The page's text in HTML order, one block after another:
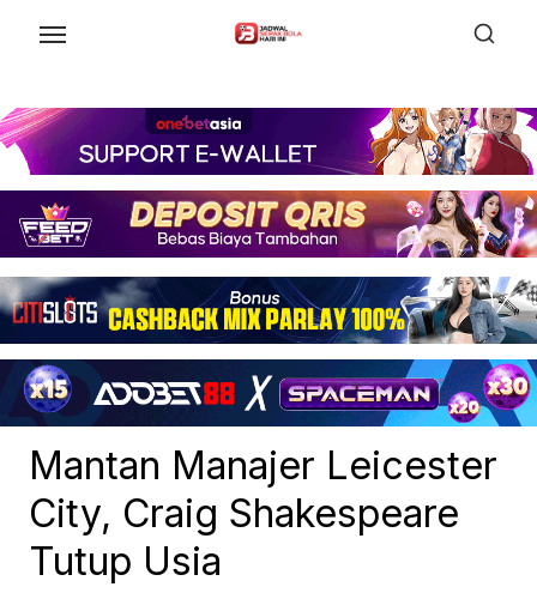
content
Mantan Manajer Leicester
City, Craig Shakespeare
Tutup Usia